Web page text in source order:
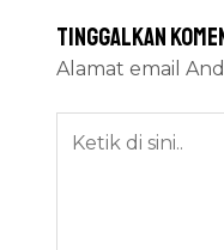
Tinggalkan
Alamat email